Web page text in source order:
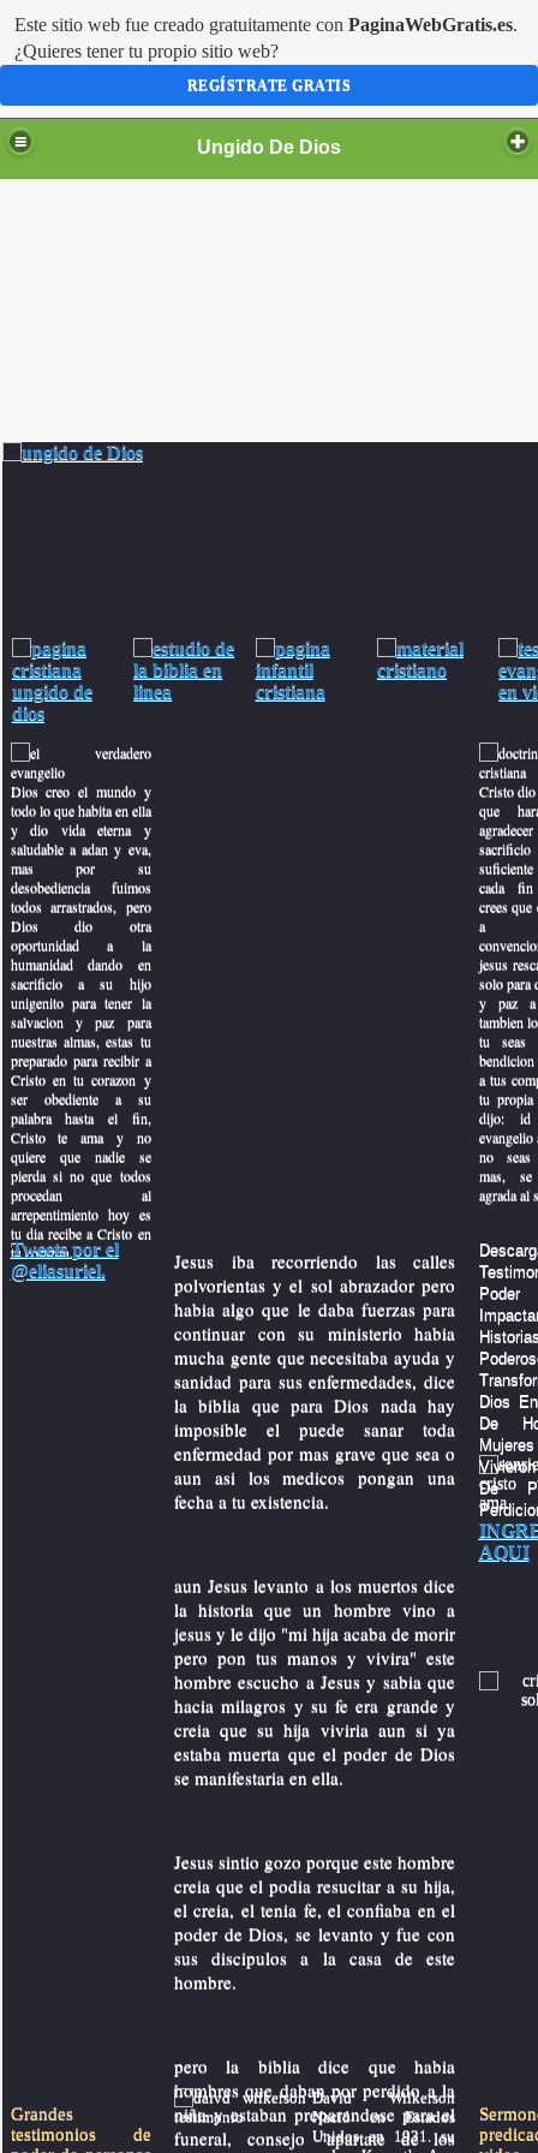
Ungido De Dios
Dios creo el mundo y
todo lo que habita en ella
y dio vida eterna y
saludable a adan y eva,
mas por su
desobediencia fuimos
todos arrastrados, pero
Dios dio otra
oportunidad a la
humanidad dando en
sacrificio a su hijo
unigenito para tener la
salvacion y paz para
nuestras almas, estas tu
preparado para recibir a
Cristo en tu corazon y
ser obediente a su
palabra hasta el fin,
Cristo te ama y no
quiere que nadie se
pierda si no que todos
procedan al
arrepentimiento hoy es
tu dia recibe a Cristo en
tu corazon.
Cristo
que
cada fin
crees
a
jesus
solo para
y paz a
tambien
tu seas
a tus
tu propia
dijo: id
evangelio
no
mas,
agrada al
Tweets por el
@eliasuriel.
Jesus iba recorriendo las calles
polvorientas y el sol abrazador pero
habia algo que le daba fuerzas para
continuar con su ministerio habia
mucha gente que necesitaba ayuda y
sanidad para sus enfermedades, dice
la biblia que para Dios nada hay
imposible el puede sanar toda
enfermedad por mas grave que sea o
aun asi los medicos pongan una
fecha a tu existencia.
aun Jesus levanto a los muertos dice
la historia que un hombre vino a
jesus y le dijo "mi hija acaba de morir
pero pon tus manos y vivira" este
hombre escucho a Jesus y sabia que
hacia milagros y su fe era grande y
creia que su hija viviria aun si ya
estaba muerta que el poder de Dios
se manifestaria en ella.
Jesus sintio gozo porque este hombre
creia que el podia resucitar a su hija,
el creia, el tenia fe, el confiaba en el
poder de Dios, se levanto y fue con
sus discipulos a la casa de este
hombre.
pero la biblia dice que habia
hombres que daban por perdido a la
niña y estaban preparandose para el
funeral, consejo "apartate de los
Dios
De
De
AQUI
Grandes
testimonios de
David Wilkerson
Nació en Estados
Unidos en 1931. su
Este sitio web fue creado gratuitamente con PaginaWebGratis.es.
¿Quieres tener tu propio sitio web?
REGÍSTRATE GRATIS